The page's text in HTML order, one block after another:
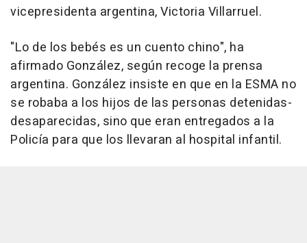
vicepresidenta argentina, Victoria Villarruel.
"Lo de los bebés es un cuento chino", ha
afirmado González, según recoge la prensa
argentina. González insiste en que en la ESMA no
se robaba a los hijos de las personas detenidas-
desaparecidas, sino que eran entregados a la
Policía para que los llevaran al hospital infantil.